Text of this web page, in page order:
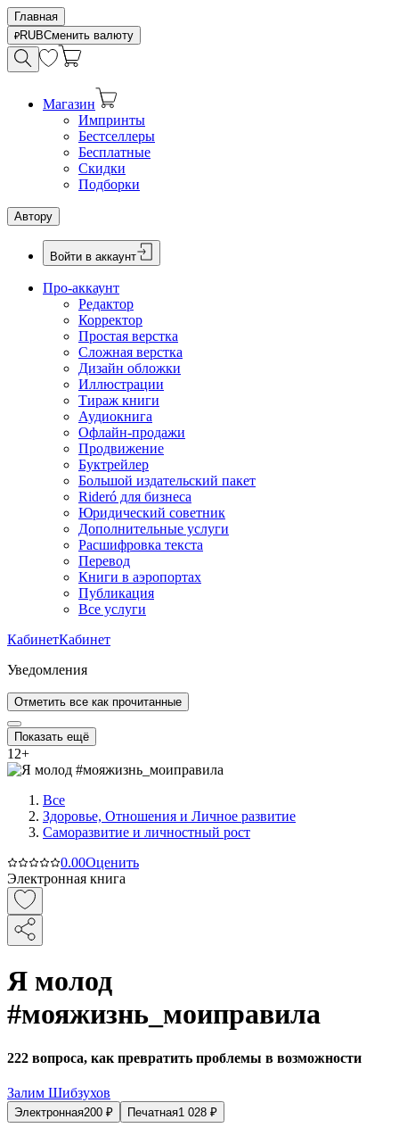
Главная
RUBСменить валюту
Магазин
Импринты
Бестселлеры
Бесплатные
Скидки
Подборки
Автору
Войти в аккаунт
Про-аккаунт
Редактор
Корректор
Простая верстка
Сложная верстка
Дизайн обложки
Иллюстрации
Тираж книги
Аудиокнига
Офлайн-продажи
Продвижение
Буктрейлер
Большой издательский пакет
Rideró для бизнеса
Юридический советник
Дополнительные услуги
Расшифровка текста
Перевод
Книги в аэропортах
Публикация
Все услуги
КабинетКабинет
Уведомления
Отметить все как прочитанные
Показать ещё
12+
Все
Здоровье, Отношения и Личное развитие
Саморазвитие и личностный рост
0.00Оценить
Электронная книга
Я молод
#мояжизнь_моиправила
222 вопроса, как превратить проблемы в возможности
Залим Шибзухов
Электронная200 ₽ Печатная1 028 ₽